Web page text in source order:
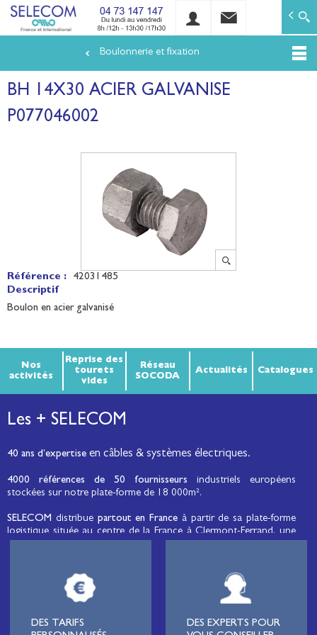
au
contenu
SELECOM
Matériels de réseaux électriques basse tension et
Boulonnerie et fixation
BH 14X30 ACIER GALVANISE
P077046002
Référence :
42031485
Descriptif
Boulon en acier galvanisé
Nos
activités
Reprise des
tourets
vides
Réseau
SOCODA
Actualités Catalogues
Les + SELECOM
40 ans d’expertise en câbles & systèmes électriques.
4000 références de 50 fournisseurs industriels européens
stockées sur notre plate-forme de 18 000m².
SELECOM distribue partout en France à partir de sa plate-forme
logistique située au centre de la France à Clermont-Ferrand, une
, de matériel
d’éclairage public et d'éco-mobilité destinée aux professionnels de
Lignard, monteur de réseaux électriques, installateur électrique,
DES TARIFS
DES EXPERTS POUR